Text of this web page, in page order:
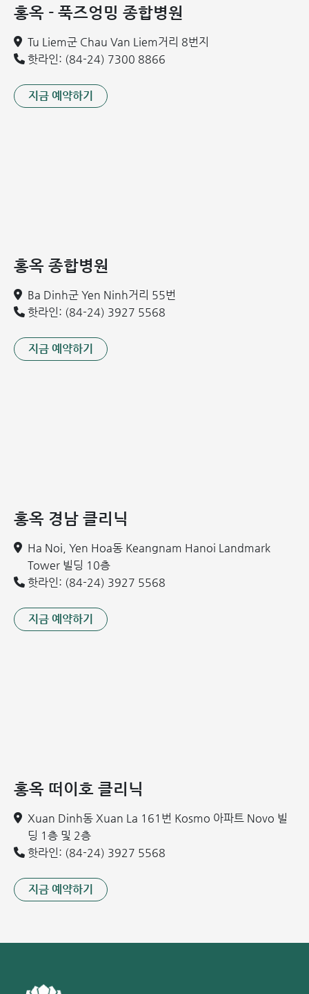
홍옥 - 푹즈엉밍 종합병원
Tu Liem군 Chau Van Liem거리 8번지
핫라인: (84-24) 7300 8866
지금 예약하기
홍옥 종합병원
Ba Dinh군 Yen Ninh거리 55번
핫라인: (84-24) 3927 5568
지금 예약하기
홍옥 경남 클리닉
Ha Noi, Yen Hoa동 Keangnam Hanoi Landmark
Tower 빌딩 10층
핫라인: (84-24) 3927 5568
지금 예약하기
홍옥 떠이호 클리닉
Xuan Dinh동 Xuan La 161번 Kosmo 아파트 Novo 빌
딩 1층 및 2층
핫라인: (84-24) 3927 5568
지금 예약하기